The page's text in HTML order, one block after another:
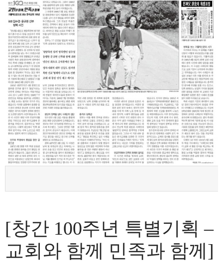
[창간 100주년 특별기획 –
교회와 함께 민족과 함께]